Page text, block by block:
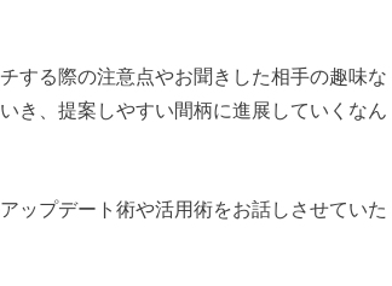
する際の注意点やお聞きした相手の趣味な
き、提案しやすい間柄に進展していくなん
ップデート術や活用術をお話しさせていた